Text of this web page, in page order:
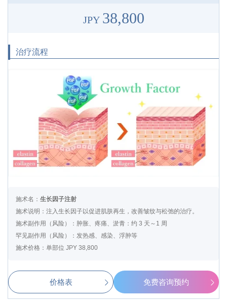
JPY 38,800
治疗流程
施术名： 生长因子注射
施术说明：注入生长因子以促进肌肤再生，改善皱纹与松弛的治疗。
施术副作用（风险）：肿胀、疼痛、淤青：约 3 天～1 周
罕见副作用（风险）：发热感、感染、浮肿等
施术价格：单部位 JPY 38,800
价格表 免费咨询预约